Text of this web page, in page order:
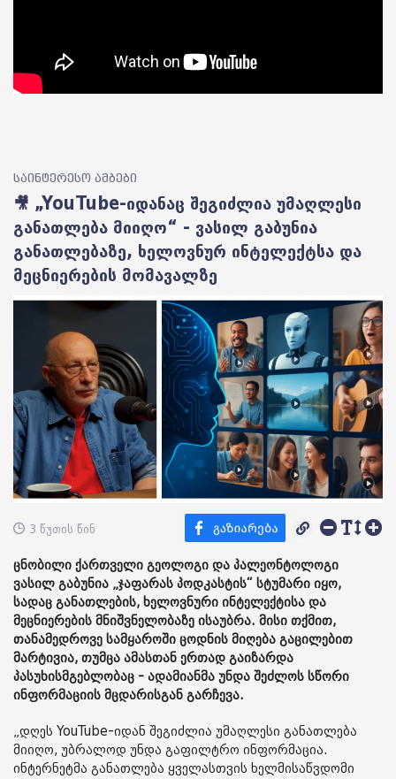
საინტერესო ამბები
🎥 „YouTube-იდანაც შეგიძლია უმაღლესი
განათლება მიიღო“ - ვასილ გაბუნია
განათლებაზე, ხელოვნურ ინტელექტსა და
მეცნიერების მომავალზე
3 წუთის წინ
ცნობილი ქართველი გეოლოგი და პალეონტოლოგი
ვასილ გაბუნია „ჯაფარას პოდკასტის“ სტუმარი იყო,
სადაც განათლების, ხელოვნური ინტელექტისა და
მეცნიერების მნიშვნელობაზე ისაუბრა. მისი თქმით,
თანამედროვე სამყაროში ცოდნის მიღება გაცილებით
მარტივია, თუმცა ამასთან ერთად გაიზარდა
პასუხისმგებლობაც - ადამიანმა უნდა შეძლოს სწორი
ინფორმაციის მცდარისგან გარჩევა.
„დღეს YouTube-იდან შეგიძლია უმაღლესი განათლება
მიიღო, უბრალოდ უნდა გაფილტრო ინფორმაცია.
ინტერნეტმა განათლება ყველასთვის ხელმისაწვდომი